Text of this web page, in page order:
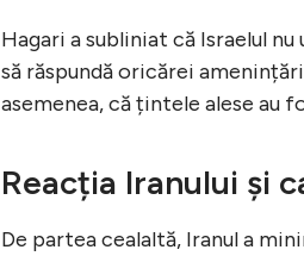
Hagari a subliniat că Israelul
să răspundă oricărei
asemenea, că țintele alese au
Reacția Iranului și
De partea cealaltă, Iranul a